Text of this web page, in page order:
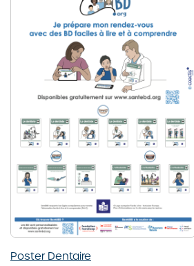
Poster Dentaire